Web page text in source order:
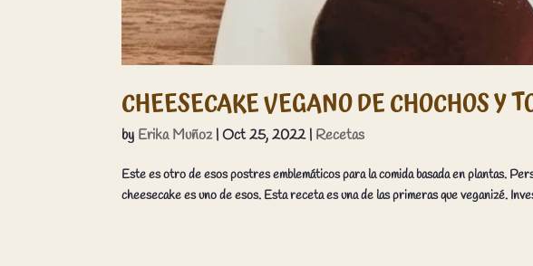
CHEESECAKE VEGANO DE CHOCHOS Y
by Erika Muñoz|Oct 25, 2022| Recetas
Este es otro de esos postres emblemáticos para la comida basada en plantas.
cheesecake es uno de esos. Esta receta es una de las primeras que veganizé.